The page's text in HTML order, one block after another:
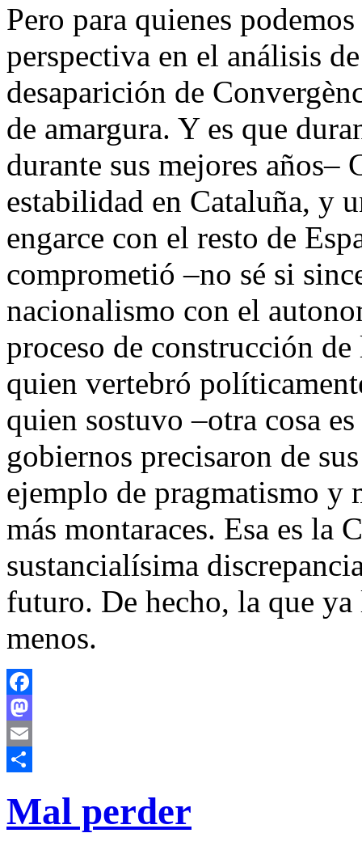
Pero para quienes
perspectiva en el análisis
desaparición de
de amargura. Y es que
durante sus mejores años–
estabilidad en Cataluña, y
engarce con el resto de
comprometió –no sé si
nacionalismo con el
proceso de construcción
quien vertebró
quien sostuvo –otra cosa
gobiernos precisaron de
ejemplo de pragmatismo y
más montaraces. Esa es la
sustancialísima
futuro. De hecho, la que ya
menos.
Facebook
Mastodon
Email
Mal perder